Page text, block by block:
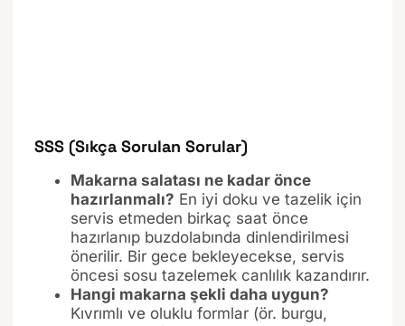
SSS (Sıkça Sorulan Sorular)
Makarna salatası ne kadar önce
hazırlanmalı? En iyi doku ve tazelik için
servis etmeden birkaç saat önce
hazırlanıp buzdolabında dinlendirilmesi
önerilir. Bir gece bekleyecekse, servis
öncesi sosu tazelemek canlılık kazandırır.
Hangi makarna şekli daha uygun?
Kıvrımlı ve oluklu formlar (ör. burgu,